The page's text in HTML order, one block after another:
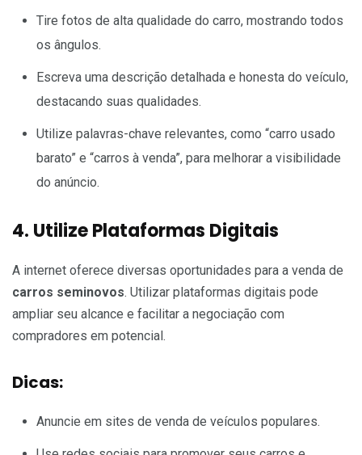
Tire fotos de alta qualidade do carro, mostrando todos
os ângulos.
Escreva uma descrição detalhada e honesta do veículo,
destacando suas qualidades.
Utilize palavras-chave relevantes, como “carro usado
barato” e “carros à venda”, para melhorar a visibilidade
do anúncio.
4. Utilize Plataformas Digitais
A internet oferece diversas oportunidades para a venda de
carros seminovos. Utilizar plataformas digitais pode
ampliar seu alcance e facilitar a negociação com
compradores em potencial.
Dicas:
Anuncie em sites de venda de veículos populares.